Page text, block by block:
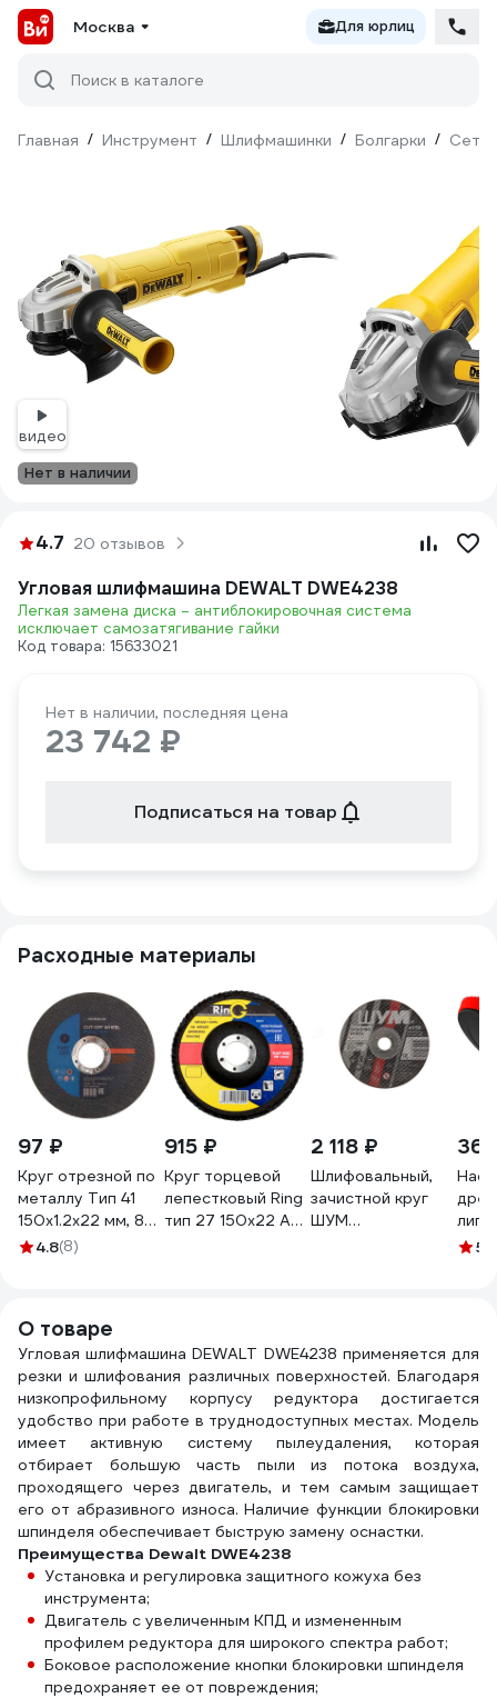
Москва Для юрлиц
Поиск в каталоге
Главная / Инструмент / Шлифмашинки / Болгарки /
видео
Нет в наличии
4.7 20 отзывов
Угловая шлифмашина DEWALT DWE4238
Легкая замена диска – антиблокировочная система
исключает самозатягивание гайки
Код товара: 15633021
Нет в наличии, последняя цена
23 742 ₽
Подписаться на товар
Расходные материалы
97 ₽
Круг отрезной по
металлу Тип 41
150x1.2x22 мм, 80
м/с, 10200 об/мин
4.8(8)
915 ₽
Круг торцевой
лепестковый Ring
тип 27 150х22 A
2 118 ₽
Шлифовальный,
зачистной круг
ШУМ
5
О товаре
Угловая шлифмашина DEWALT DWE4238 применяется для
резки и шлифования различных поверхностей. Благодаря
низкопрофильному корпусу редуктора достигается
удобство при работе в труднодоступных местах. Модель
имеет активную систему пылеудаления, которая
отбирает большую часть пыли из потока воздуха,
проходящего через двигатель, и тем самым защищает
его от абразивного износа. Наличие функции блокировки
шпинделя обеспечивает быструю замену оснастки.
Преимущества Dewalt DWE4238
Установка и регулировка защитного кожуха без
инструмента;
Двигатель с увеличенным КПД и измененным
профилем редуктора для широкого спектра работ;
Боковое расположение кнопки блокировки шпинделя
предохраняет ее от повреждения;